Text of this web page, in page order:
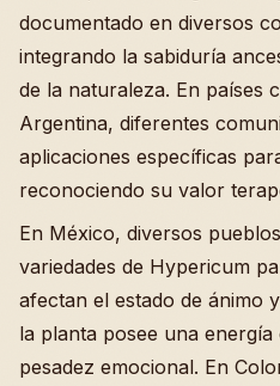
documentado en diversos
integrando la sabiduría
de la naturaleza. En países
Argentina, diferentes
aplicaciones específicas
reconociendo su valor
En México, diversos
variedades de Hypericum
afectan el estado de ánimo
la planta posee una
pesadez emocional. En